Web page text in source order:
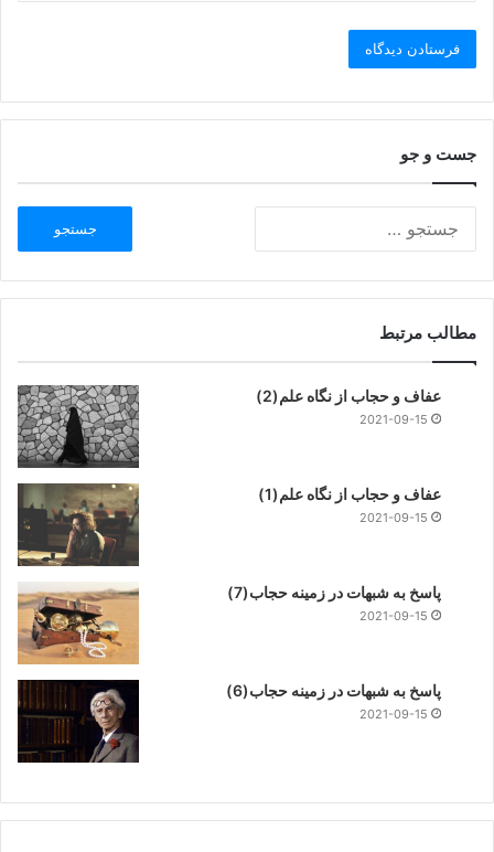
جست و جو
مطالب مرتبط
عفاف و حجاب از نگاه علم(2)
2021-09-15
عفاف و حجاب از نگاه علم(1)
2021-09-15
پاسخ به شبهات در زمینه حجاب(7)
2021-09-15
پاسخ به شبهات در زمینه حجاب(6)
2021-09-15